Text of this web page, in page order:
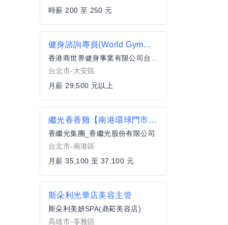
時薪 200 至 250 元
健身諮詢專員(World Gym台北通化店)
香港商世界健身事業有限公司台灣分公司
台北市-大安區
月薪 29,500 元以上
繼光香香雞【南港環球門市】正職服務員-薪資上看37100元 月休8-10日
香繼光集團_香繼光股份有限公司
台北市-南港區
月薪 35,100 至 37,100 元
斯朵利光華店美容主管
斯朵利美妍SPA(鼎菘美容店)
高雄市-苓雅區